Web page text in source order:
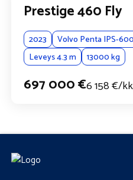
Prestige 460 Fly
2023 Volvo Penta IPS-
Leveys 4.3 m
13000 kg
697 000 €6 158 €/kk